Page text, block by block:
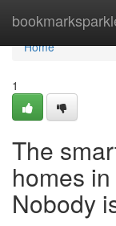
Home
Home
1
The
homes
Nobody